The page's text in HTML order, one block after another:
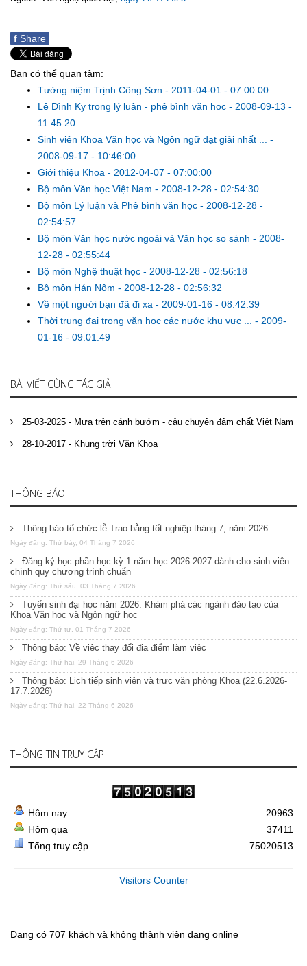
f Share
Bạn có thể quan tâm:
Tưởng niệm Trịnh Công Sơn - 2011-04-01 - 07:00:00
Lê Đình Kỵ trong lý luận - phê bình văn học - 2008-09-13 -
11:45:20
Sinh viên Khoa Văn học và Ngôn ngữ đạt giải nhất ... -
2008-09-17 - 10:46:00
Giới thiệu Khoa - 2012-04-07 - 07:00:00
Bộ môn Văn học Việt Nam - 2008-12-28 - 02:54:30
Bộ môn Lý luận và Phê bình văn học - 2008-12-28 -
02:54:57
Bộ môn Văn học nước ngoài và Văn học so sánh - 2008-
12-28 - 02:55:44
Bộ môn Nghệ thuật học - 2008-12-28 - 02:56:18
Bộ môn Hán Nôm - 2008-12-28 - 02:56:32
Về một người bạn đã đi xa - 2009-01-16 - 08:42:39
Thời trung đại trong văn học các nước khu vực ... - 2009-
01-16 - 09:01:49
BÀI VIẾT CÙNG TÁC GIẢ
25-03-2025 - Mưa trên cánh bướm - câu chuyện đậm chất Việt Nam
28-10-2017 - Khung trời Văn Khoa
THÔNG BÁO
Thông báo tổ chức lễ Trao bằng tốt nghiệp tháng 7, năm 2026
Ngày đăng: Thứ bảy, 04 Tháng 7 2026
Đăng ký học phần học kỳ 1 năm học 2026-2027 dành cho sinh viên
chính quy chương trình chuẩn
Ngày đăng: Thứ sáu, 03 Tháng 7 2026
Tuyển sinh đại học năm 2026: Khám phá các ngành đào tạo của
Khoa Văn học và Ngôn ngữ học
Ngày đăng: Thứ tư, 01 Tháng 7 2026
Thông báo: Về việc thay đổi địa điểm làm việc
Ngày đăng: Thứ hai, 29 Tháng 6 2026
Thông báo: Lịch tiếp sinh viên và trực văn phòng Khoa (22.6.2026-
17.7.2026)
Ngày đăng: Thứ hai, 22 Tháng 6 2026
THÔNG TIN TRUY CẬP
Hôm nay
Hôm qua
Tổng truy cập
20963
37411
75020513
Visitors Counter
Đang có 707 khách và không thành viên đang online